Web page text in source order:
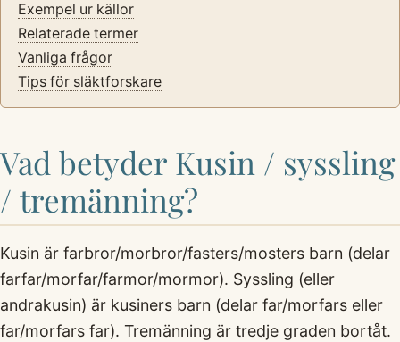
Exempel ur källor
Relaterade termer
Vanliga frågor
Tips för släktforskare
Vad betyder Kusin / syssling
/ tremänning?
Kusin är farbror/morbror/fasters/mosters barn (delar
farfar/morfar/farmor/mormor). Syssling (eller
andrakusin) är kusiners barn (delar far/morfars eller
far/morfars far). Tremänning är tredje graden bortåt.